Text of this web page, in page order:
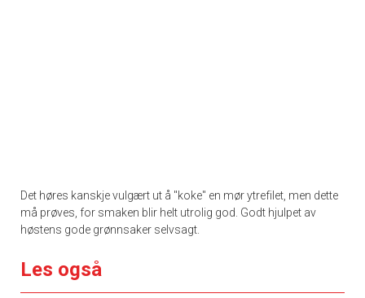
Det høres kanskje vulgært ut å "koke" en mør ytrefilet, men dette
må prøves, for smaken blir helt utrolig god. Godt hjulpet av
høstens gode grønnsaker selvsagt.
Les også